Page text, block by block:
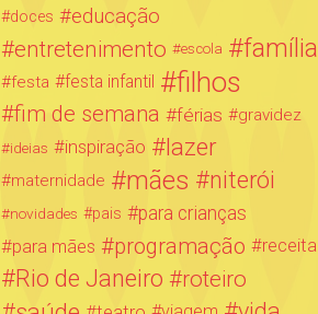
doces educação
entretenimento escola família
festa festa infantil filhos
fim de semana férias gravidez
ideias inspiração lazer
maternidade mães niterói
novidades pais
para crianças
para mães
programação receita
Rio de Janeiro roteiro